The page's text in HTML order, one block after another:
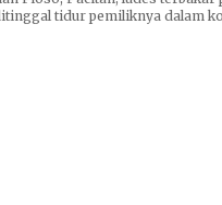
tidur pemiliknya dalam